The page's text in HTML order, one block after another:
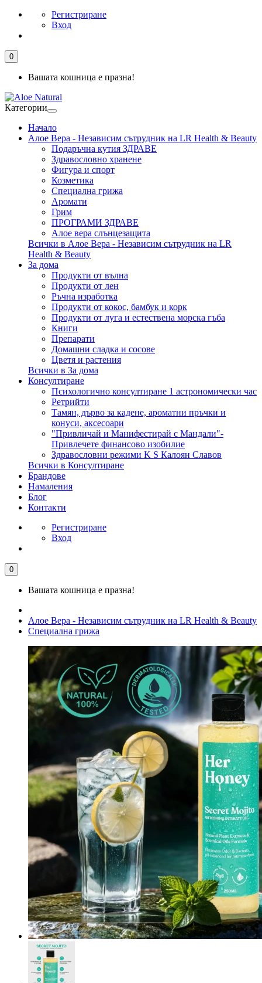
Регистриране
Вход
0
Вашата кошница е празна!
Категории
Начало
Алое Вера - Независим сътрудник на LR Health & Beauty
Подаръчна кутия ЗДРАВЕ
Здравословно хранене
Фигура и спорт
Козметика
Специална грижа
Аромати
Грим
ПРОГРАМИ ЗДРАВЕ
Алое вера слънцезащита
Всички в Алое Вера - Независим сътрудник на LR
Health & Beauty
За дома
Продукти от вълна
Продукти от лен
Ръчна изработка
Продукти от кокос, бамбук и корк
Продукти от луга и естествена морска гъба
Книги
Препарати
Домашни сладка и сосове
Цветя и растения
Всички в За дома
Консултиране
Психологично консултиране 1 астрономически час
Ретрийти
Тамян, дърво за кадене, ароматни пръчки и
конуси, аксесоари
"Привличай и Манифестирай с Мандали"-
Привлечете финансово изобилие
Здравословни режими K S Калоян Славов
Всички в Консултиране
Брандове
Намаления
Блог
Контакти
Регистриране
Вход
0
Вашата кошница е празна!
Алое Вера - Независим сътрудник на LR Health & Beauty
Специална грижа